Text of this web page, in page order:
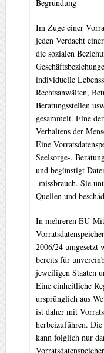
Begründung
Im Zuge einer
jeden Verdacht
die sozialen
individuelle
Rechtsanwälten,
Beratungsstellen
gesammelt. Eine
Verhaltens der
Eine
Seelsorge-,
und begünstigt
-missbrauch. Sie
Quellen und
In mehreren EU-
2006/24 umgesetzt
bereits für
jeweiligen Staaten
Eine einheitliche
ursprünglich aus
ist daher mit
herbeizuführen.
kann folglich nur